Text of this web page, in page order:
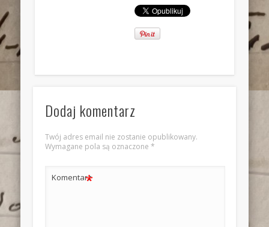
Dodaj komentarz
Twój adres email nie zostanie opublikowany.
Wymagane pola są oznaczone *
Komentarz
*